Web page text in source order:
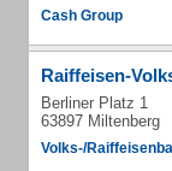
Cash Group
Raiffeisen-
Berliner Platz 1
63897 Miltenberg
Volks-/